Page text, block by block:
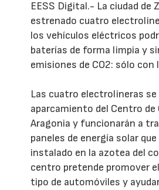
EESS Digital.- La ciudad de
estrenado cuatro
los vehículos eléctricos
baterías de forma limpia y
emisiones de CO2: sólo con
Las cuatro electrolineras
aparcamiento del Centro de
Aragonia y funcionarán a
paneles de energía solar
instalado en la azotea del
centro pretende promover
tipo de automóviles y